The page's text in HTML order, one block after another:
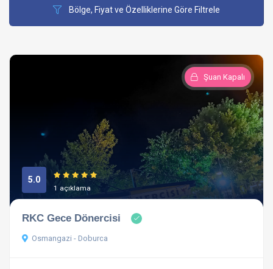
Bölge, Fiyat ve Özelliklerine Göre Filtrele
Şuan Kapalı
5.0
1 açıklama
RKC Gece Dönercisi
Osmangazi - Doburca